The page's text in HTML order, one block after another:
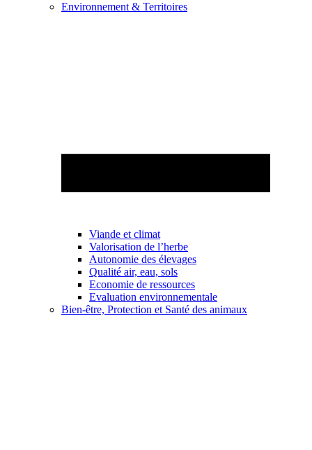
Environnement & Territoires
Viande et climat
Valorisation de l’herbe
Autonomie des élevages
Qualité air, eau, sols
Economie de ressources
Evaluation environnementale
Bien-être, Protection et Santé des animaux